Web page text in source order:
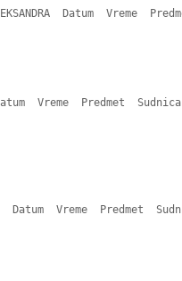
Datum  Vreme
Vreme  Predmet
Datum  Vreme  Predmet